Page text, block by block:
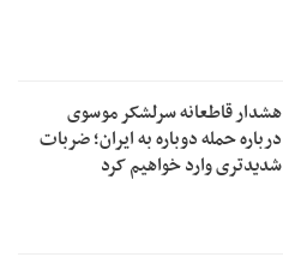
هشدار قاطعانه سرلشکر موسوی
درباره حمله دوباره به ایران؛ ضربات
شدیدتری وارد خواهیم کرد